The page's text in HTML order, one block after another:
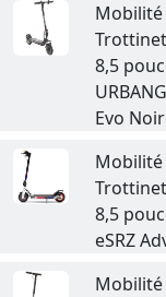
8,5
Evo
8,5
eSRZ